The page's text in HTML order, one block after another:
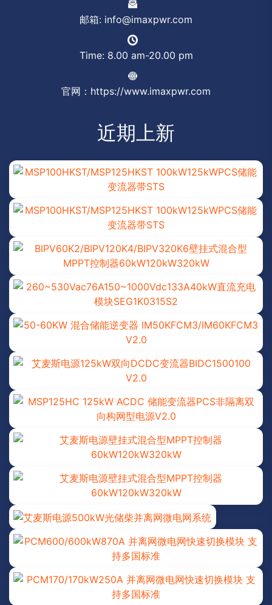
邮箱: info@imaxpwr.com
Time: 8.00 am-20.00 pm
官网：https://www.imaxpwr.com
近期上新